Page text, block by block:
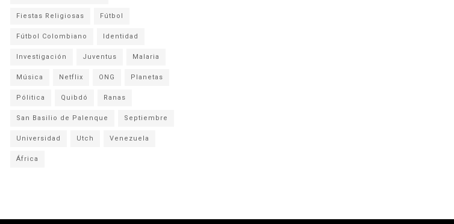
Fiestas Religiosas Fútbol
Fútbol Colombiano Identidad
Investigación Juventus Malaria
Música Netflix ONG Planetas
Pólitica Quibdó Ranas
San Basilio de Palenque Septiembre
Universidad Utch Venezuela
África